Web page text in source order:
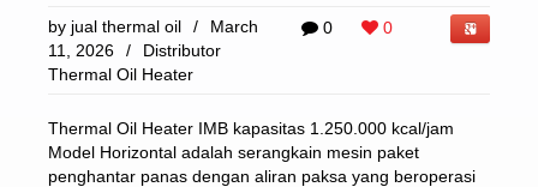
0 0
by jual thermal oil /
March
11, 2026
/
Distributor
Thermal Oil Heater
Thermal Oil Heater IMB kapasitas 1.250.000 kcal/jam
Model Horizontal adalah serangkain mesin paket
penghantar panas dengan aliran paksa yang beroperasi